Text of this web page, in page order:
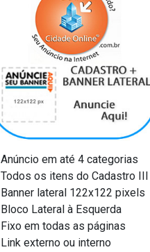
Anúncio em até 4 categorias
Todos os itens do Cadastro III
Banner lateral 122x122 pixels
Bloco Lateral à Esquerda
Fixo em todas as páginas
Link externo ou interno